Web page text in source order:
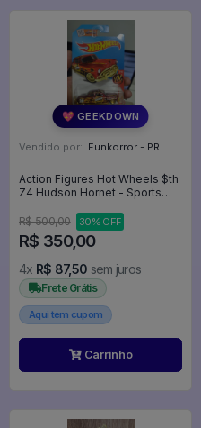
💖 GEEKDOWN
Vendido por: Funkorror - PR
Action Figures Hot Wheels $th
Z4 Hudson Hornet - Sports
R$ 500,00
30% OFF
R$ 350,00
4x R$ 87,50 sem juros
Frete Grátis
Aqui tem cupom
Carrinho